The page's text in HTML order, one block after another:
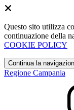
Questo sito utilizza
continuazione della
COOKIE POLICY
Continua la
Regione Campania